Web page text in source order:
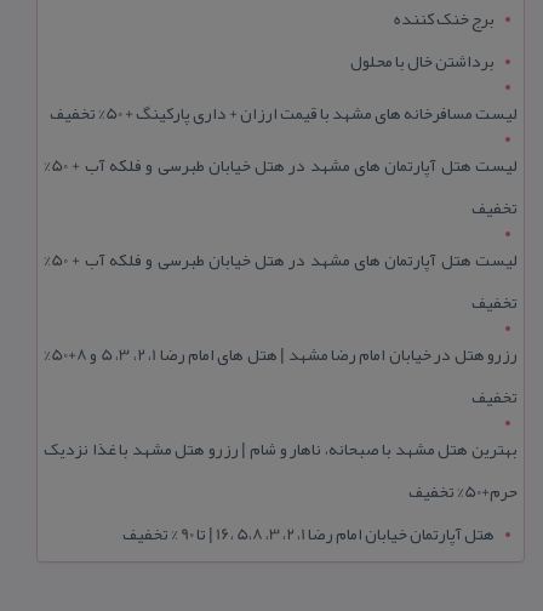
برج خنک کننده
برداشتن خال با محلول
لیست مسافرخانه های مشهد با قیمت ارزان + داری پارکینگ + 50% تخفیف
لیست هتل آپارتمان های مشهد در هتل خیابان طبرسی و فلکه آب + 50%
تخفیف
لیست هتل آپارتمان های مشهد در هتل خیابان طبرسی و فلکه آب + 50%
تخفیف
رزرو هتل در خیابان امام رضا مشهد | هتل‌ های امام رضا 1، 2، 3، 5 و 8+50%
تخفیف
بهترین هتل مشهد با صبحانه، ناهار و شام | رزرو هتل مشهد با غذا نزدیک
حرم+50% تخفیف
هتل آپارتمان خیابان امام رضا 1، 2، 3، 5،8 ،16 | تا 90 % تخفیف